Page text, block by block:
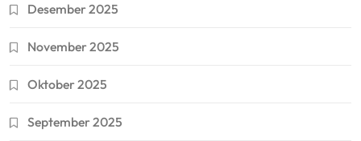
Desember 2025
November 2025
Oktober 2025
September 2025